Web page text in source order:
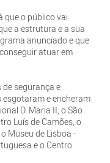
que o público vai
a estrutura e a sua
anunciado e que
atuar em
segurança e
e encheram
D. Maria II, o São
Luís de Camões, o
Museu de Lisboa -
e o Centro